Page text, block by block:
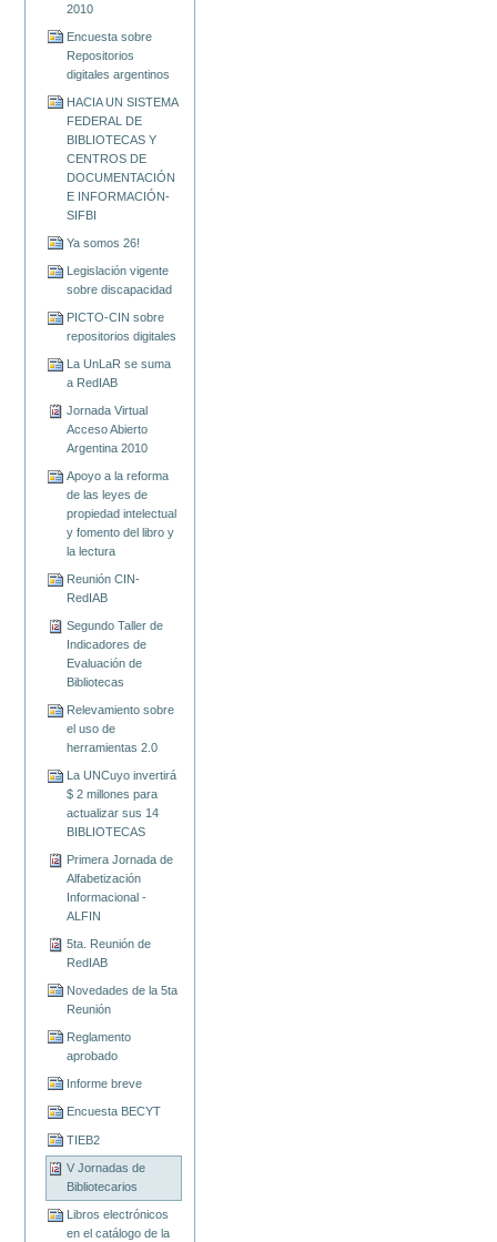
2010
Encuesta sobre
Repositorios
digitales argentinos
HACIA UN SISTEMA
FEDERAL DE
BIBLIOTECAS Y
CENTROS DE
DOCUMENTACIÓN
E INFORMACIÓN-
SIFBI
Ya somos 26!
Legislación vigente
sobre discapacidad
PICTO-CIN sobre
repositorios digitales
La UnLaR se suma
a RedIAB
Jornada Virtual
Acceso Abierto
Argentina 2010
Apoyo a la reforma
de las leyes de
propiedad intelectual
y fomento del libro y
la lectura
Reunión CIN-
RedIAB
Segundo Taller de
Indicadores de
Evaluación de
Bibliotecas
Relevamiento sobre
el uso de
herramientas 2.0
La UNCuyo invertirá
$ 2 millones para
actualizar sus 14
BIBLIOTECAS
Primera Jornada de
Alfabetización
Informacional -
ALFIN
5ta. Reunión de
RedIAB
Novedades de la 5ta
Reunión
Reglamento
aprobado
Informe breve
Encuesta BECYT
TIEB2
V Jornadas de
Bibliotecarios
Libros electrónicos
en el catálogo de la